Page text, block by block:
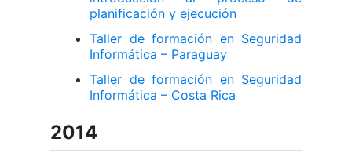
planificación y ejecución
Taller de formación en Seguridad
Informática – Paraguay
Taller de formación en Seguridad
Informática – Costa Rica
2014